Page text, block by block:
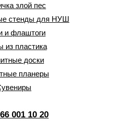
злой пес
стенды для НУШ
и флаштоги
из пластика
доски
планеры
001 10 20